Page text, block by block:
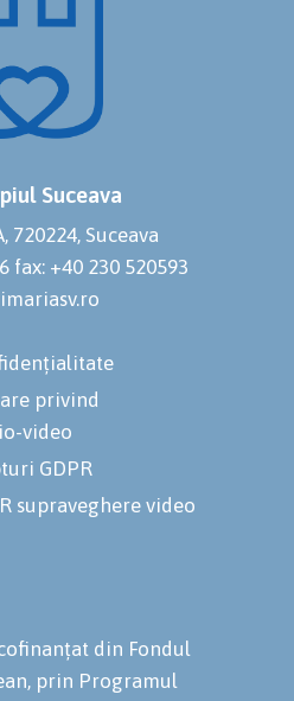
Suceava
720224, Suceava
fax: +40 230 520593
privind
video
GDPR
supraveghere video
din Fondul
prin Programul